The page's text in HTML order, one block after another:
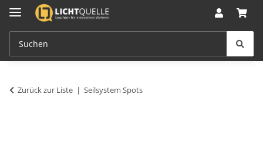
Zurück zur Liste Seilsystem Spots